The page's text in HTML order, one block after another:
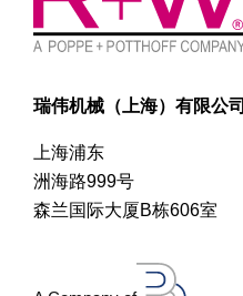
瑞伟机械（上海）有限公司
上海浦东
洲海路999号
森兰国际大厦B栋606室